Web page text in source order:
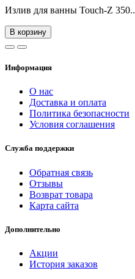
Излив для ванны Touch-Z 350..
В корзину
Информация
О нас
Доставка и оплата
Политика безопасности
Условия соглашения
Служба поддержки
Обратная связь
Отзывы
Возврат товара
Карта сайта
Дополнительно
Акции
История заказов